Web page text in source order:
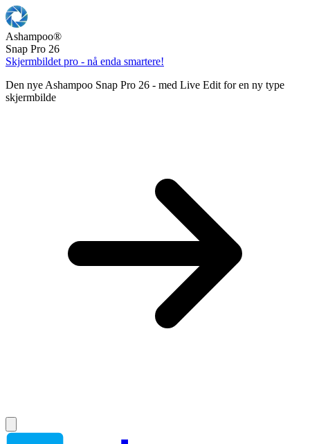
Ashampoo®
Snap Pro 26
Skjermbildet pro - nå enda smartere!
Den nye Ashampoo Snap Pro 26 - med Live Edit for en ny type
skjermbilde